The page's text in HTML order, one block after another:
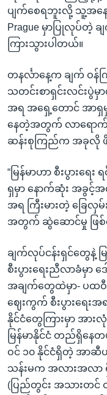
ပျက်စေရဘူးလို့ သူ့အနေ
Prague မှာပြုလုပ်တဲ့ ချ
ကြားသွားပါတယ်။
တနင်္လာနေ့က ချက် ဝန်က
သတင်းစာရှင်းလင်းပွဲမှ
အရ အရှေ့တောင် အာရှ
နေတဲ့အတွက် လာရောက်
ဆန်းစုကြည်က အခုလို
“မြန်မာဟာ စီးပွားရ
ရှမှာ နောက်ဆုံး အခွင့်အလ
အရ ကြီးမားတဲ့ ခြေလှ
အတွက် ဆွဲဆောင်မှု ဖြစ်
ချက်လုပ်ငန်းရှင်တွေနဲ့
စီးပွားရေးညီလာခံမှာ
အချက်တွေထဲမှာ- ပထဝီ
ဈေးကွက် စီးပွားရေ
နိုင်ငံတွေကြားမှာ အား
မြန်မာနိုင်ငံ တည်ရှိန
ဝင် ၁၀ နိုင်ငံရှိတဲ့ အာဆီ
သန်းမက အလားအလာ ရှိ
(ပြည်တွင်း အသားတင်